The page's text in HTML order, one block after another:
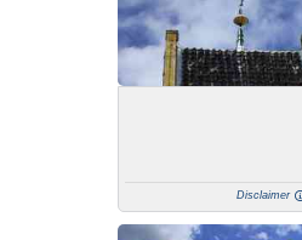
Disclaimer